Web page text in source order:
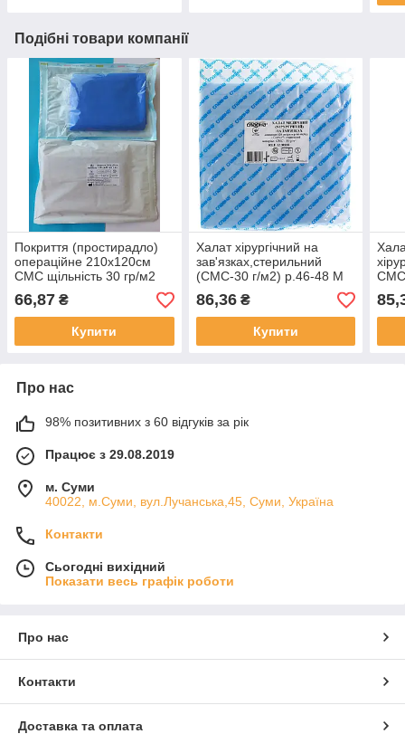
Подібні товари компанії
Покриття (простирадло)
операційне 210x120см
СМС щільність 30 гр/м2
стерильне " NEMAN"
66,87 ₴
Купити
Халат хірургічний на
зав'язках,стерильний
(СМС-30 г/м2) р.46-48 М
довжина 128 "Славна"
уп.1 шт.
86,36₴
Купити
Про нас
98% позитивних з 60 відгуків за рік
Працює з 29.08.2019
м. Суми
40022, м.Суми, вул.Лучанська,45, Суми, Україна
Контакти
Сьогодні вихідний
Показати весь графік роботи
Про нас
Контакти
Доставка та оплата